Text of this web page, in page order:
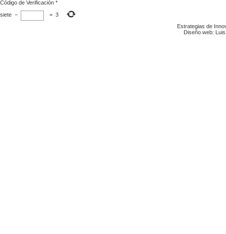
Código de Verificación *
siete − = 3
Estrategias de
Diseño web: